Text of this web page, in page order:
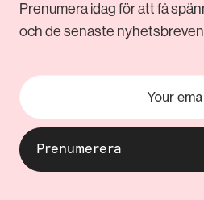
Prenumera idag för att få
och de senaste